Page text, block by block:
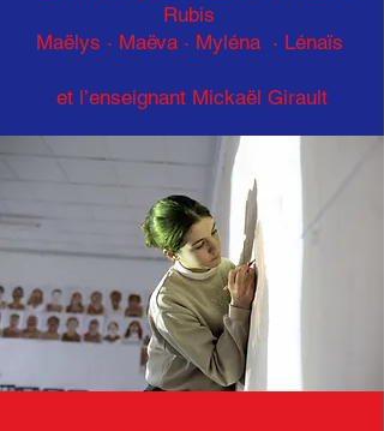
Rubis
Maëlys · Maëva · Myléna · Lénaïs
et l’enseignant Mickaël Girault